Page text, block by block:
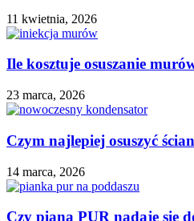
11 kwietnia, 2026
Ile kosztuje osuszanie
23 marca, 2026
Czym najlepiej osuszyć
14 marca, 2026
Czy piana PUR nadaje się